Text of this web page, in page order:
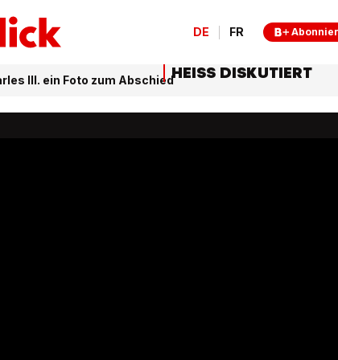
DE FR
III. ein Foto zum AbschiedHEISS DISKUTIERT